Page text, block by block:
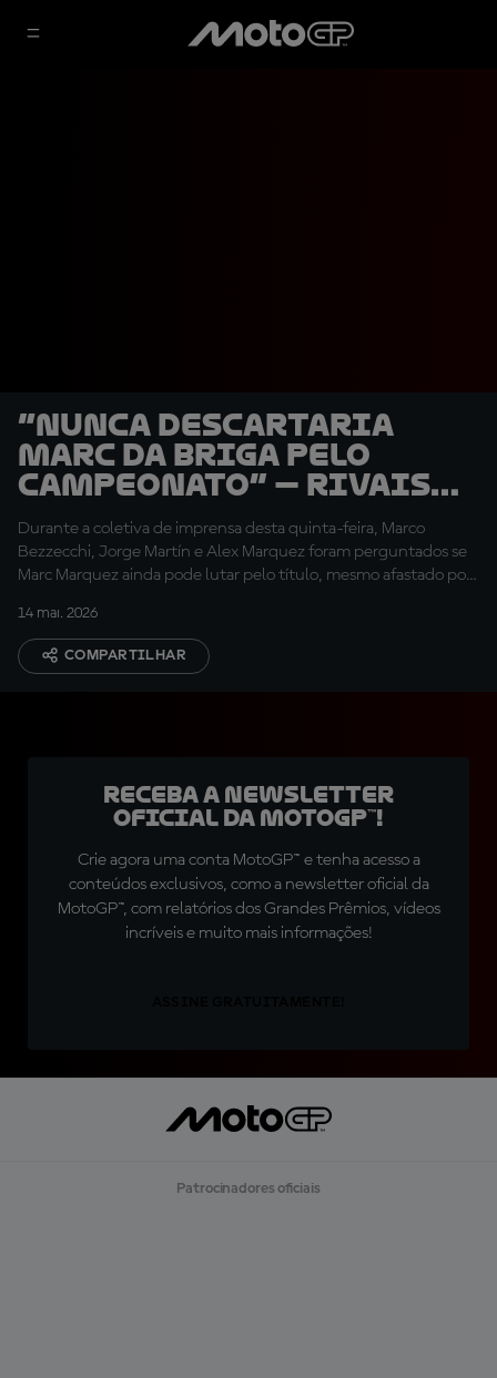
“Nunca descartaria
Marc da briga pelo
campeonato” — rivais
comentam chances de
Márquez após lesão
Durante a coletiva de imprensa desta quinta-feira, Marco
Bezzecchi, Jorge Martín e Alex Marquez foram perguntados se
Marc Marquez ainda pode lutar pelo título, mesmo afastado por
14 mai. 2026
COMPARTILHAR
Receba a newsletter
oficial da MotoGP™!
Crie agora uma conta MotoGP™ e tenha acesso a
conteúdos exclusivos, como a newsletter oficial da
MotoGP™, com relatórios dos Grandes Prêmios, vídeos
incríveis e muito mais informações!
Patrocinadores oficiais